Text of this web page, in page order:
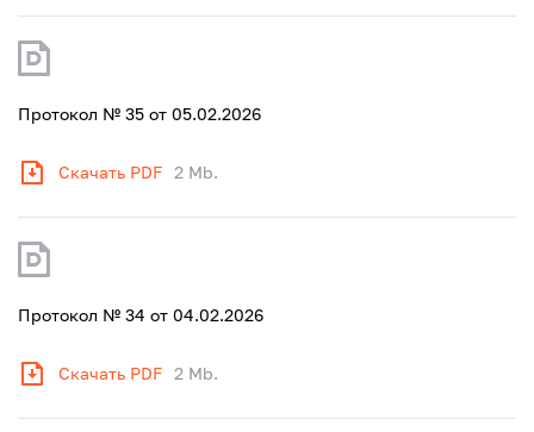
Протокол № 35 от 05.02.2026
Скачать PDF 2 Mb.
Протокол № 34 от 04.02.2026
Скачать PDF 2 Mb.